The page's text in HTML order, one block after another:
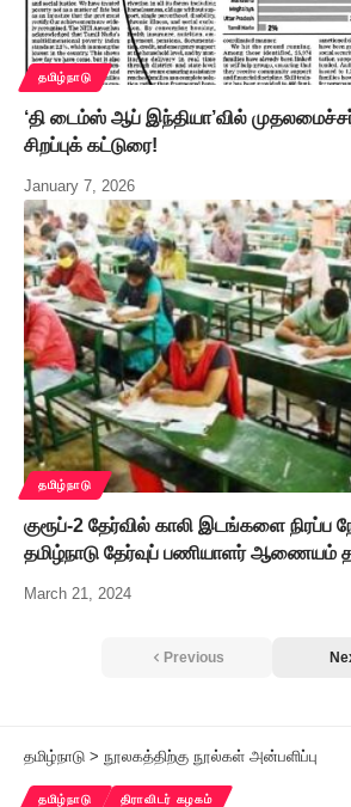
தமிழ்நாடு
‘தி டைம்ஸ் ஆப் இந்தியா’வில்
சிறப்புக் கட்டுரை!
January 7, 2026
தமிழ்நாடு
குரூப்-2 தேர்வில் காலி இடங்களை நிரப்ப
தமிழ்நாடு தேர்வுப் பணியாளர் ஆணையம்
March 21, 2024
Previous
தமிழ்நாடு > நூலகத்திற்கு நூல்கள் அன்பளிப்பு
தமிழ்நாடு திராவிடர் கழகம்